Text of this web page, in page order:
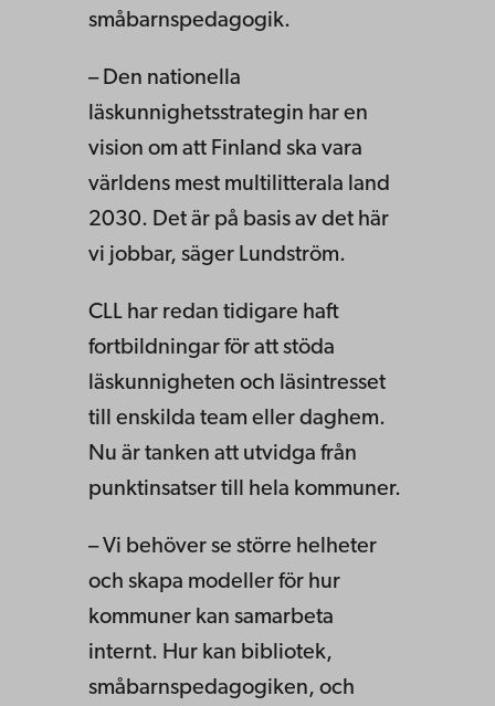
småbarnspedagogik.
– Den nationella
läskunnighetsstrategin har en
vision om att Finland ska vara
världens mest multilitterala land
2030. Det är på basis av det här
vi jobbar, säger Lundström.
CLL har redan tidigare haft
fortbildningar för att stöda
läskunnigheten och läsintresset
till enskilda team eller daghem.
Nu är tanken att utvidga från
punktinsatser till hela kommuner.
– Vi behöver se större helheter
och skapa modeller för hur
kommuner kan samarbeta
internt. Hur kan bibliotek,
småbarnspedagogiken, och